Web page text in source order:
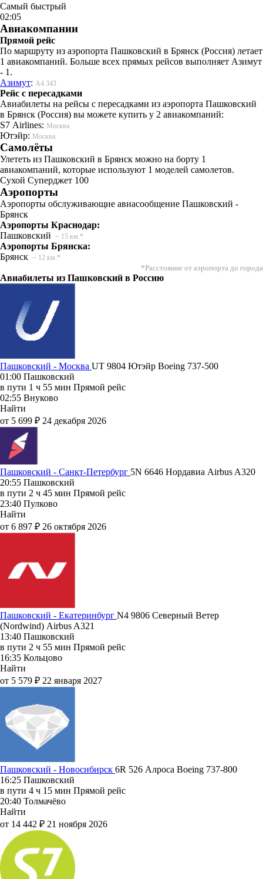
Самый быстрый
02:05
Авиакомпании
Прямой рейс
По маршруту из аэропорта Пашковский в Брянск (Россия) летает
1 авиакомпаний. Больше всех прямых рейсов выполняет Азимут
- 1.
Азимут: A4 343
Рейс с пересадками
Авиабилеты на рейсы с пересадками из аэропорта Пашковский
в Брянск (Россия) вы можете купить у 2 авиакомпаний:
S7 Airlines: Москва
Ютэйр: Москва
Самолёты
Улететь из Пашковский в Брянск можно на борту 1
авиакомпаний, которые используют 1 моделей самолетов.
Сухой Суперджет 100
Аэропорты
Аэропорты обслуживающие авиасообщение Пашковский -
Брянск
Аэропорты Краснодар:
Пашковский ~ 15 км.*
Аэропорты Брянска:
Брянск ~ 12 км.*
*Расстояние от аэропорта до города
Авиабилеты из Пашковский в Россию
Пашковский - Москва UT 9804 Ютэйр Boeing 737-500
01:00 Пашковский
в пути 1 ч 55 мин Прямой рейс
02:55 Внуково
Найти
от 5 699 ₽ 24 декабря 2026
Пашковский - Санкт-Петербург 5N 6646 Нордавиа Airbus A320
20:55 Пашковский
в пути 2 ч 45 мин Прямой рейс
23:40 Пулково
Найти
от 6 897 ₽ 26 октября 2026
Пашковский - Екатеринбург N4 9806 Северный Ветер
(Nordwind) Airbus A321
13:40 Пашковский
в пути 2 ч 55 мин Прямой рейс
16:35 Кольцово
Найти
от 5 579 ₽ 22 января 2027
Пашковский - Новосибирск 6R 526 Алроса Boeing 737-800
16:25 Пашковский
в пути 4 ч 15 мин Прямой рейс
20:40 Толмачёво
Найти
от 14 442 ₽ 21 ноября 2026